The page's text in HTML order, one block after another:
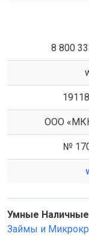
8 800
ООО
№
Умные Наличные
Займы и